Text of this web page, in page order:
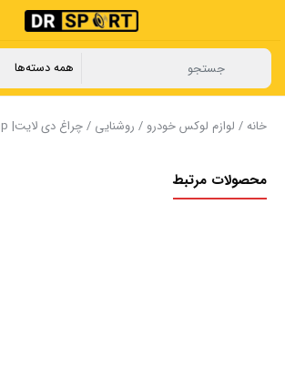
خانه/ لوازم لوکس خودرو / روشنایی / چراغ دی لایت| Daylight lamp
محصولات مرتبط